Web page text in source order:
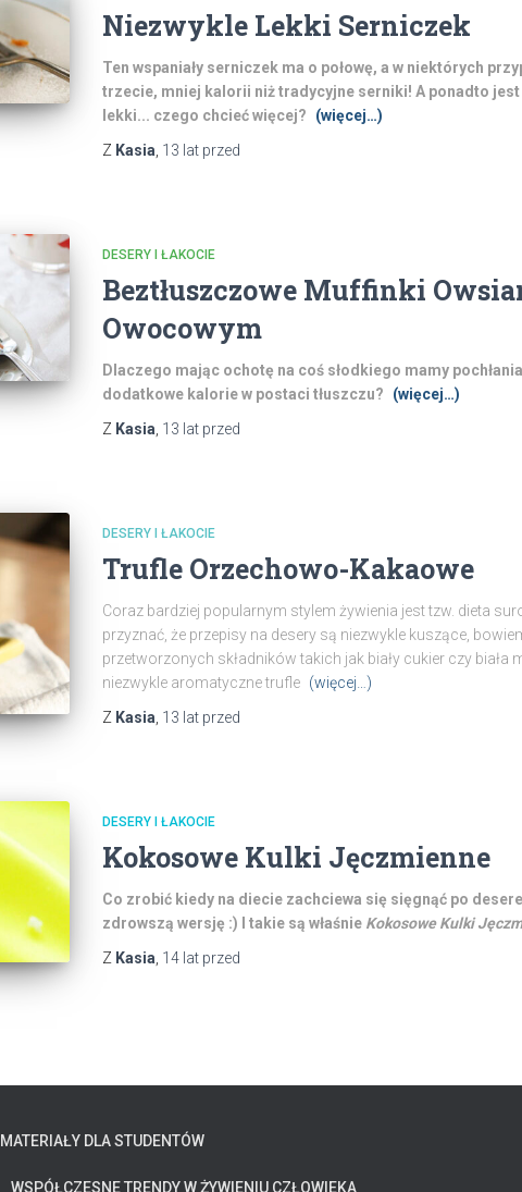
Niezwykle Lekki Serniczek
Ten wspaniały serniczek ma o połowę, a w niektórych
trzecie, mniej kalorii niż tradycyjne serniki! A ponadto
lekki... czego chcieć więcej?
(więcej…)
Z Kasia, 13 latprzed
DESERY I ŁAKOCIE
Beztłuszczowe Muffinki
Owocowym
Dlaczego mając ochotę na coś słodkiego mamy
dodatkowe kalorie w postaci tłuszczu?
(więcej…)
Z Kasia, 13 latprzed
DESERY I ŁAKOCIE
Trufle Orzechowo-Kakaowe
Coraz bardziej popularnym stylem żywienia jest tzw. dieta
przyznać, że przepisy na desery są niezwykle kuszące,
przetworzonych składników takich jak biały cukier czy biała
niezwykle aromatyczne trufle (więcej…)
Z Kasia, 13 latprzed
DESERY I ŁAKOCIE
Kokosowe Kulki Jęczmienne
Co zrobić kiedy na diecie zachciewa się sięgnąć po
zdrowszą wersję :) I takie są właśnie Kokosowe Kulki
Z Kasia, 14 latprzed
MATERIAŁY DLA STUDENTÓW
WSPÓŁCZESNE TRENDY W ŻYWIENIU CZŁOWIEKA